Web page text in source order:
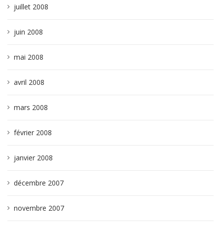
juillet 2008
juin 2008
mai 2008
avril 2008
mars 2008
février 2008
janvier 2008
décembre 2007
novembre 2007